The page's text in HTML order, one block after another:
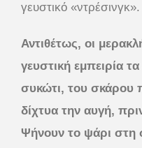
γευστικό «ντρέσινγκ».
Αντιθέτως, οι
γευστική εμπειρία
συκώτι, του σκάρου
δίχτυα την αυγή,
Ψήνουν το ψάρι στη